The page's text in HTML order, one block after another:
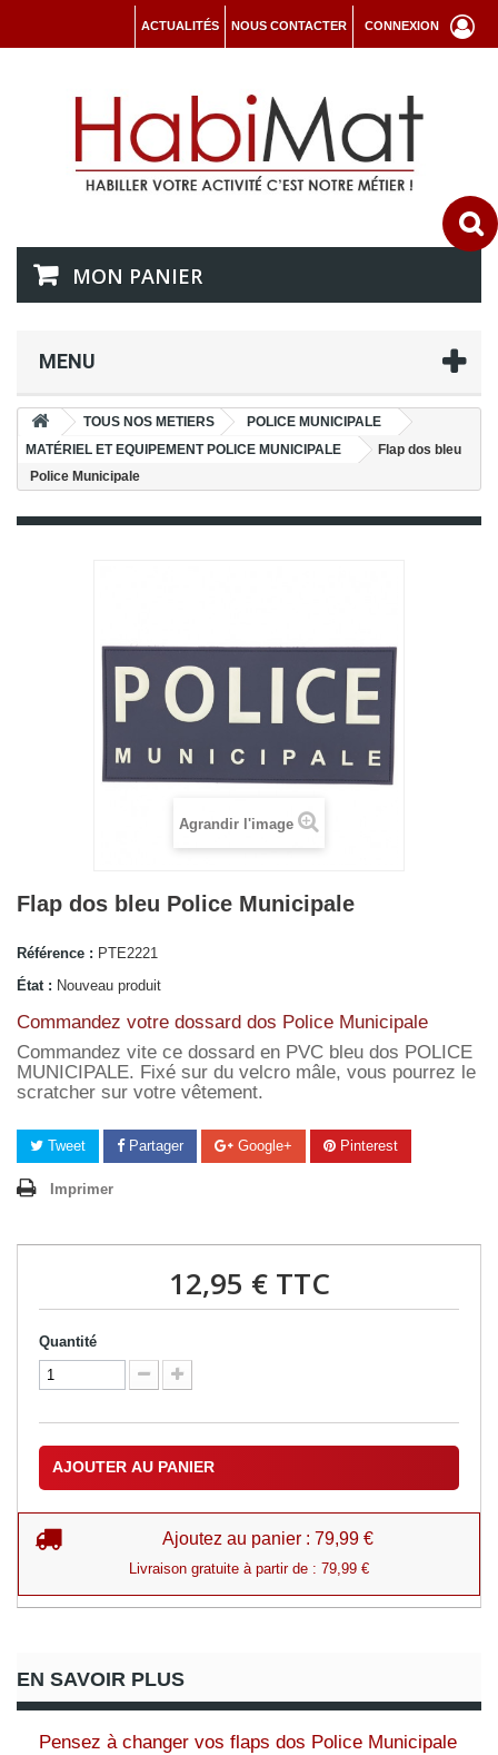
CONNEXION
NOUS CONTACTER
ACTUALITÉS
MON PANIER
MENU
TOUS NOS METIERS
POLICE MUNICIPALE
MATÉRIEL ET EQUIPEMENT POLICE MUNICIPALE
Flap dos bleu
Police Municipale
Agrandir l'image
Flap dos bleu Police Municipale
Référence : PTE2221
État : Nouveau produit
Commandez votre dossard dos Police Municipale
Commandez vite ce dossard en PVC bleu dos POLICE
MUNICIPALE. Fixé sur du velcro mâle, vous pourrez le
scratcher sur votre vêtement.
Tweet Partager Google+ Pinterest
Imprimer
12,95 €TTC
Quantité
AJOUTER AU PANIER
Ajoutez au panier : 79,99 €
Livraison gratuite à partir de : 79,99 €
EN SAVOIR PLUS
Pensez à changer vos flaps dos Police Municipale